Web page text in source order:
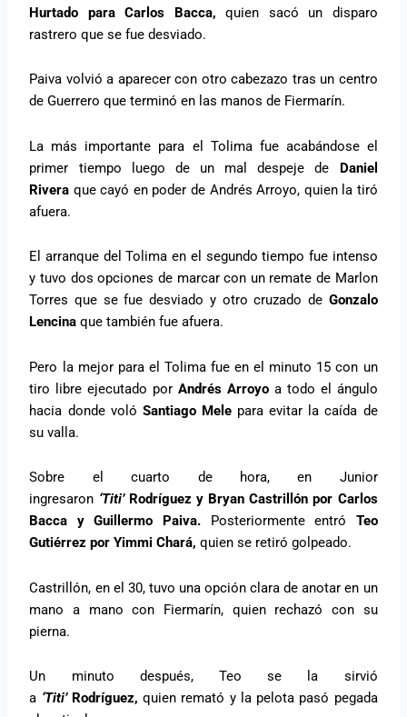
Hurtado para Carlos Bacca, quien sacó un disparo
rastrero que se fue desviado.
Paiva volvió a aparecer con otro cabezazo tras un centro
de Guerrero que terminó en las manos de Fiermarín.
La más importante para el Tolima fue acabándose el
primer tiempo luego de un mal despeje de Daniel
Rivera que cayó en poder de Andrés Arroyo, quien la tiró
afuera.
El arranque del Tolima en el segundo tiempo fue intenso
y tuvo dos opciones de marcar con un remate de Marlon
Torres que se fue desviado y otro cruzado de Gonzalo
Lencinaque también fue afuera.
Pero la mejor para el Tolima fue en el minuto 15 con un
tiro libre ejecutado porAndrés Arroyoa todo el ángulo
hacia donde voló Santiago Mele para evitar la caída de
su valla.
Sobre el cuarto de hora, en Junior
ingresaron ‘Titi’Rodríguez y Bryan Castrillón por Carlos
Bacca y Guillermo Paiva. Posteriormente entró Teo
Gutiérrez por Yimmi Chará,quien se retiró golpeado.
Castrillón, en el 30, tuvo una opción clara de anotar en un
mano a mano con Fiermarín, quien rechazó con su
pierna.
Un minuto después, Teo se la sirvió
a ‘Titi’ Rodríguez,quien remató y la pelota pasó pegada